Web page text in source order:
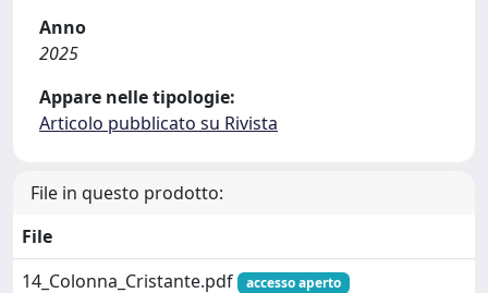
Anno
2025
Appare nelle tipologie:
Articolo pubblicato su Rivista
File in questo prodotto:
File
14_Colonna_Cristante.pdf
accesso aperto